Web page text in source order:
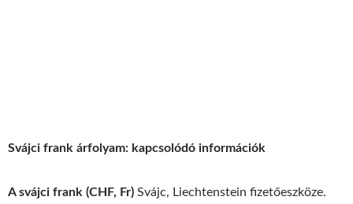
Svájci frank árfolyam: kapcsolódó információk
A svájci frank (CHF, Fr) Svájc, Liechtenstein fizetőeszköze.